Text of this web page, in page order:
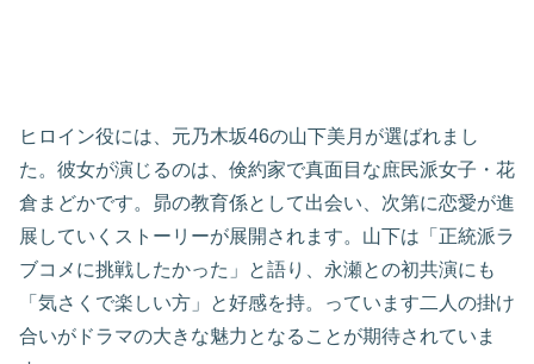
ヒロイン役には、元乃木坂46の山下美月が選ばれまし
た。彼女が演じるのは、倹約家で真面目な庶民派女子・花
倉まどかです。昴の教育係として出会い、次第に恋愛が進
展していくストーリーが展開されます。山下は「正統派ラ
ブコメに挑戦したかった」と語り、永瀬との初共演にも
「気さくで楽しい方」と好感を持。っています二人の掛け
合いがドラマの大きな魅力となることが期待されていま